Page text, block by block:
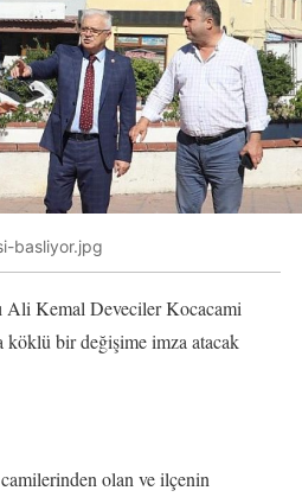
basliyor.jpg
Ali Kemal Deveciler Kocacami
köklü bir değişime imza atacak
olan ve ilçenin